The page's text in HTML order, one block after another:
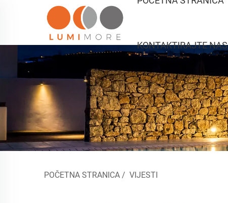
KONTAKTIRAJTE NAS
POČETNA STRANICA / VIJESTI